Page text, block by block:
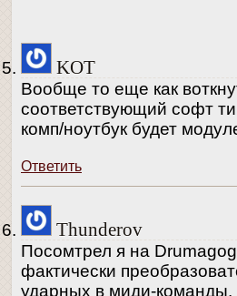
KOT
Вообще то еще как
соответствующий софт
комп/ноутбук будет
Ответить
Thunderov
Посомтрел я на
фактически
ударных в миди-